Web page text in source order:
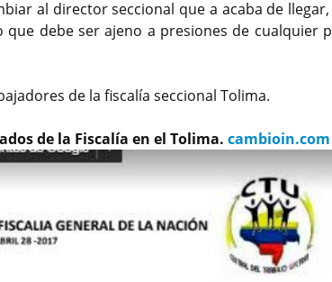
al director seccional que a acaba de
debe ser ajeno a presiones de cualquier
de la fiscalía seccional Tolima.
de la Fiscalía en el Tolima. cambioin.com